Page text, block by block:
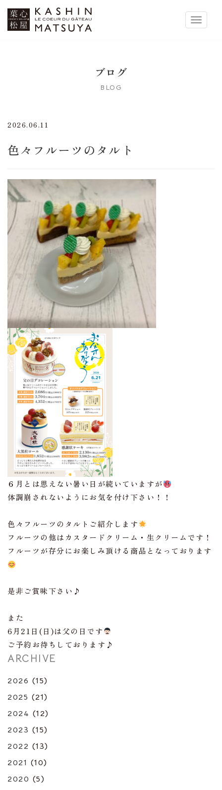
ブログ
BLOG
2026.06.11
色々フルーツのタルト
６月とは思えない暑い日が続いていますが
体調崩されないようにお気を付け下さい！！
色々フルーツのタルトご紹介します
フルーツの他はカスタードクリーム・生クリームです！
フルーツが存分にお楽しみ頂ける商品となっております
是非ご賞味下さい♪
また
6月21日(日)は父の日です
ご予約お待ちしております♪
ARCHIVE
2026 (15)
2025 (21)
2024 (12)
2023 (15)
2022 (13)
2021 (10)
2020 (5)